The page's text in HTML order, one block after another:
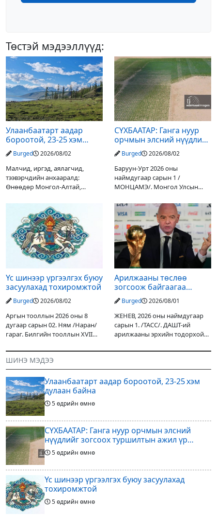
Төстэй мэдээллүүд:
Улаанбаатарт аадар
бороотой, 23-25 хэм
дулаан байна
Burged 2026/08/02
Малчид, иргэд, аялагчид,
тээвэрчдийн анхааралд:
Өнөөдөр Монгол-Алтай,
уулархаг нутгаар бороо, дуу
цахилгаантай аадар бороо
орох тул голуудын усны
түвшин нэмэгдэх, нөөлөг
СҮХБААТАР: Ганга нуур
орчмын элсний нүүдлийг
зогсоох туршилтын ажил
үр дүнгээ өгч эхэлжээ
Burged 2026/08/02
Баруун-Урт 2026 оны
наймдугаар сарын 1 /
МОНЦАМЭ/. Монгол Улсын
Дарьгангын Ганга нуурыг
сэргээн, хамгаалах төслийг
улсын төсвийн хөрөнгө
оруулалтаар хийж буй.
Төслийн
Үс шинээр үргээлгэх буюу
засуулахад тохиромжтой
Burged 2026/08/02
Аргын тооллын 2026 оны 8
дугаар сарын 02. Ням /Наран/
гараг. Билгийн тооллын XVII
гал Морин жилийн Зуны адаг
хөхөгчин хонь сарын шинийн
19, Адъяа /Асралт/
Арилжааны төслөө
зогсоож байгаагаа
Ж.Инфантино мэдэгдэв
Burged 2026/08/01
ЖЕНЕВ, 2026 оны наймдугаар
сарын 1. /ТАСС/. ДАШТ-ий
арилжааны эрхийн тодорхой
оруулагчдад худалдах
шийдвэрлэснээ ФИФА-гийн
ерөнхийлөгч Жанни
ШИНЭ МЭДЭЭ
Улаанбаатарт аадар бороотой, 23-25 хэм
дулаан байна
5 өдрийн өмнө
СҮХБААТАР: Ганга нуур орчмын элсний
нүүдлийг зогсоох туршилтын ажил үр
дүнгээ өгч эхэлжээ
5 өдрийн өмнө
Үс шинээр үргээлгэх буюу засуулахад
тохиромжтой
5 өдрийн өмнө